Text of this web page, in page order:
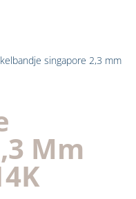
singapore 2,3 mm
Mm